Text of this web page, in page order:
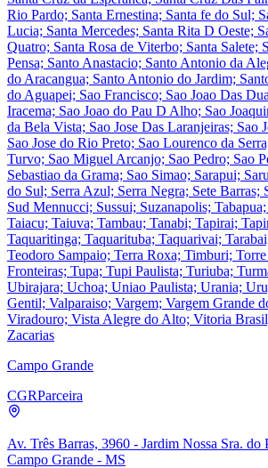
Rio Pardo; Santa Ernestina; Santa fe do Sul;
Lucia; Santa Mercedes; Santa Rita D Oeste;
Quatro; Santa Rosa de Viterbo; Santa Salete;
Pensa; Santo Anastacio; Santo Antonio da
do Aracangua; Santo Antonio do Jardim;
do Aguapei; Sao Francisco; Sao Joao Das
Iracema; Sao Joao do Pau D Alho; Sao
da Bela Vista; Sao Jose Das Laranjeiras; Sao
Sao Jose do Rio Preto; Sao Lourenco da
Turvo; Sao Miguel Arcanjo; Sao Pedro; Sao
Sebastiao da Grama; Sao Simao; Sarapui;
do Sul; Serra Azul; Serra Negra; Sete Barras;
Sud Mennucci; Sussui; Suzanapolis;
Taiacu; Taiuva; Tambau; Tanabi; Tapirai;
Taquaritinga; Taquarituba; Taquarivai;
Teodoro Sampaio; Terra Roxa; Timburi; Torre
Fronteiras; Tupa; Tupi Paulista; Turiuba;
Ubirajara; Uchoa; Uniao Paulista; Urania;
Gentil; Valparaiso; Vargem; Vargem Grande
Viradouro; Vista Alegre do Alto; Vitoria
Zacarias
Campo Grande
CGRParceira
Av. Três Barras, 3960 - Jardim Nossa Sra. do
Campo Grande - MS